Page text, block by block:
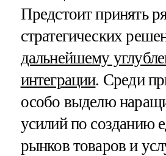
Предстоит принять
стратегических
дальнейшему
интеграции. Среди
особо выделю
усилий по созданию
рынков товаров и